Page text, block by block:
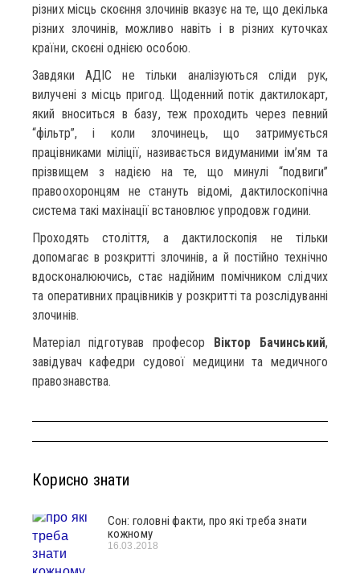
різних місць скоєння злочинів вказує на те, що декілька
різних злочинів, можливо навіть і в різних куточках
країни, скоєні однією особою.
Завдяки АДІС не тільки аналізуються сліди рук,
вилучені з місць пригод. Щоденний потік дактилокарт,
який вноситься в базу, теж проходить через певний
“фільтр”, і коли злочинець, що затримується
працівниками міліції, називається видуманими ім’ям та
прізвищем з надією на те, що минулі “подвиги”
правоохоронцям не стануть відомі, дактилоскопічна
система такі махінації встановлює упродовж години.
Проходять століття, а дактилоскопія не тільки
допомагає в розкритті злочинів, а й постійно технічно
вдосконалюючись, стає надійним помічником слідчих
та оперативних працівників у розкритті та розслідуванні
злочинів.
Матеріал підготував професор Віктор Бачинський,
завідувач кафедри судової медицини та медичного
правознавства.
Корисно знати
Сон: головні факти, про які треба знати
кожному
16.03.2018